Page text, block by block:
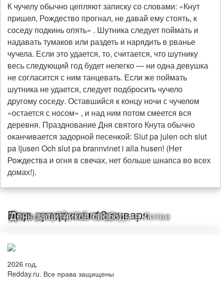
К чучелу обычно цепляют записку со словами: «Кнут
пришел, Рождество прогнал, не давай ему стоять, к
соседу подкинь опять» . Шутника следует поймать и
надавать тумаков или раздеть и нарядить в рванье
чучела. Если это удается, то, считается, что шутнику
весь следующий год будет нелегко — ни одна девушка
не согласится с ним танцевать. Если же поймать
шутника не удается, следует подбросить чучело
другому соседу. Оставшийся к концу ночи с чучелом
«остается с носом» , и над ним потом смеется вся
деревня. Празднование Дня святого Кнута обычно
оканчивается задорной песенкой: Slut pa julen och slut
pa ljusen Och slut pa brannvinet i alla husen! (Нет
Рождества и огня в свечах, нет больше шнапса во всех
домах!).
Еще праздники 13 января
День российской печати
Лори
День детей в Таиланде
День защитников свободы в Литве
2026 год.
Redday.ru. Все права защищены